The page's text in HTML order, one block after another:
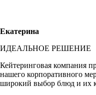
Екатерина
ИДЕАЛЬНОЕ РЕШЕНИЕ
Кейтеринговая компания
нашего корпоративного
широкий выбор блюд и их